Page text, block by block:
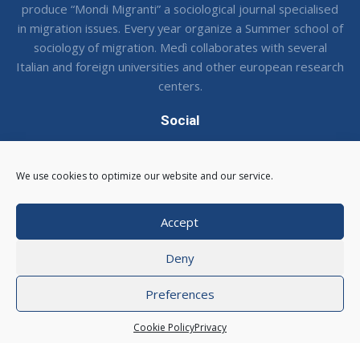
We use cookies to optimize our website and our service.
Accept
Deny
Preferences
Cookie PolicyPrivacy
produce “Mondi Migranti” a sociological journal specialised
in migration issues. Every year organize a Summer school of
sociology of migration. Medì collaborates with several
Italian and foreign universities and other european research
centers.
Social
© 2026 CSMedi - Centro Studi Medi
Email: medi@csmedi.com |Area Riservata